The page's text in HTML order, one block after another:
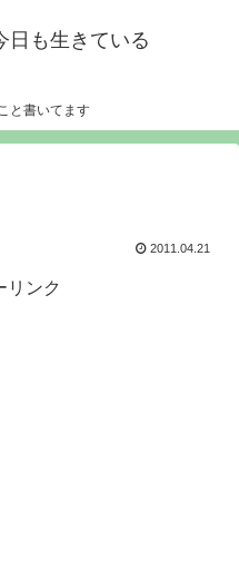
日も生きている
と書いてます
2011.04.21
リンク